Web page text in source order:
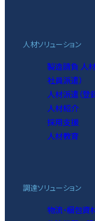
人材ソリューション
製造請負 人
社員派遣）
人材派遣（登
人材紹介
採用支援
人材教育
調達ソリューション
物流・梱包資